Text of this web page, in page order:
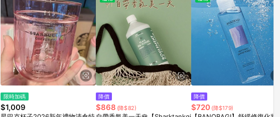
限時加碼
$1,009
降價
$868 (降$82)
降價
$720 (降$179)